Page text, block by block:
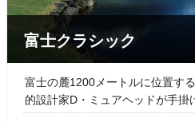
富士クラシック
富士の麓1200メートルに位置す
的設計家D・ミュアヘッドが手掛